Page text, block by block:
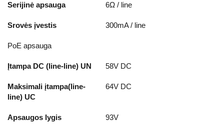
Serijinė apsauga 6Ω / line
Srovės įvestis 300mA / line
PoE apsauga
Įtampa DC (line-line) UN 58V DC
Maksimali įtampa(line-
line) UC
64V DC
Apsaugos lygis 93V